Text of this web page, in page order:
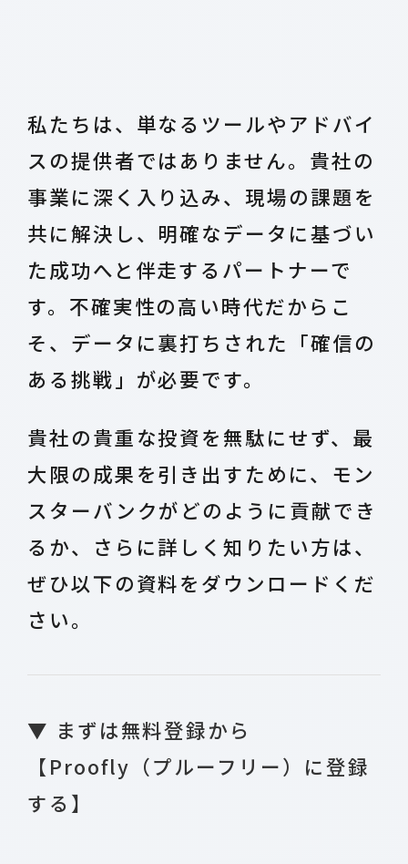
私たちは、単なるツールやアドバイ
スの提供者ではありません。貴社の
事業に深く入り込み、現場の課題を
共に解決し、明確なデータに基づい
た成功へと伴走するパートナーで
す。不確実性の高い時代だからこ
そ、データに裏打ちされた「確信の
ある挑戦」が必要です。
貴社の貴重な投資を無駄にせず、最
大限の成果を引き出すために、モン
スターバンクがどのように貢献でき
るか、さらに詳しく知りたい方は、
ぜひ以下の資料をダウンロードくだ
さい。
▼ まずは無料登録から
【Proofly（プルーフリー）に登録
する】